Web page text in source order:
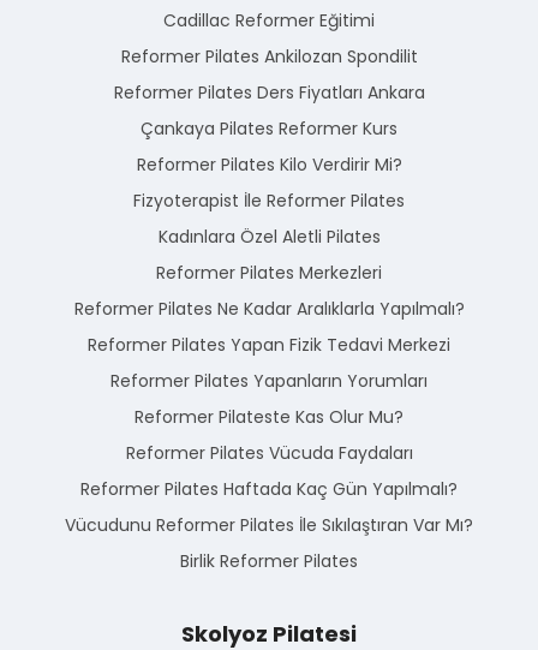
Cadillac Reformer Eğitimi
Reformer Pilates Ankilozan Spondilit
Reformer Pilates Ders Fiyatları Ankara
Çankaya Pilates Reformer Kurs
Reformer Pilates Kilo Verdirir Mi?
Fizyoterapist İle Reformer Pilates
Kadınlara Özel Aletli Pilates
Reformer Pilates Merkezleri
Reformer Pilates Ne Kadar Aralıklarla Yapılmalı?
Reformer Pilates Yapan Fizik Tedavi Merkezi
Reformer Pilates Yapanların Yorumları
Reformer Pilateste Kas Olur Mu?
Reformer Pilates Vücuda Faydaları
Reformer Pilates Haftada Kaç Gün Yapılmalı?
Vücudunu Reformer Pilates İle Sıkılaştıran Var Mı?
Birlik Reformer Pilates
Skolyoz Pilatesi